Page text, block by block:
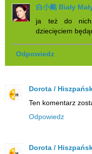
白小颱 Biały
ja też do nich
dziecięciem
Odpowiedz
Dorota /
Ten komentarz
Odpowiedz
Dorota /